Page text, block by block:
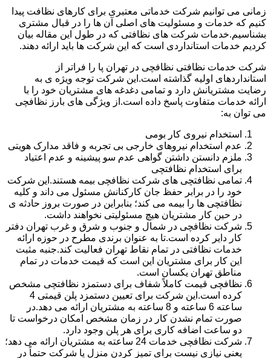
زمانی می توانیم شرکت خدماتی معتبری برای کارهای نظافت پیدا
کنیم که خدمات و مسئولیت های اصلی آن ها را در قبال مشتری
بشناسیم.خدمات شرکت های نظافتی که در طول این مقاله بیان
کردیم خدمات استانداردی است که این شرکت ها باید ارائه دهند.
شرکت خدمات نظافتی نظافچی در تهران پا را فراتر از
استانداردهای اولیه گذاشته است.این شرکت توجه ویژه ی به
رضایت مشتریانش دارد و تمامی دغدغه های مشتریان خود را با
ارائه خدمات متفاوت پاسخ داده است.از ویژگی های بارز نظافچی
می توان به:
استخدام نیروی کار بومی
عدم استخدام نیروهای خارجی بی تجربه و فاقد مدارک هویتی
ملزم دانستن داشتن گواهی عدم سو پیشینه و عدم اعتیاد
برای استخدام نظافتچی
تمامی نظافتچی های شرکت نظافچی بیمه هستند.این شرکت
خود را در برابر حفظ جان کارکنانش مسئول می داند و کلیه
نظافتچی ها را بیمه می کند؛ بنابراین در صورت بروز حادثه ی
در حین کار مشتریان هیچ مسئولیتی نخواهند داشت.
شرکت نظافچی در شمال و جنوب و شرق و غرب تهران دفتر
کار دایر کرده است.تا به عنوان برندی مطرح در حوزه ارائه
خدمات نظافتی در تمام نقاط تهران فعالیت کند.جنبه مثبت
این کار برای مشتریان این است که قیمت خدمات در تمام
مناطق تهران یکسان است.
نظافچی قیمت کاملاً شفاف برای دستمزد نظافتچی مشخص
کرده است.این شرکت برای تعیین دستمزد پلن قیمتی 4
ساعته 6 ساعته و 8 ساعته به مشتریان ارائه می دهد.در
صورت تمام نشدن کار در زمان مشخص امکان درخواست تا
دو ساعت اضافه کاری برای هر پلن وجود دارد.
شرکت نظافچی خدمات 24 ساعته به مشتریان ارائه می دهد؛
یعنی نیازی نیست برای تمیز کردن منزل یا شرکت حتماً در